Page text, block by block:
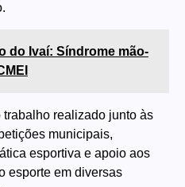
do Ivaí: Síndrome mão-
realizado junto às
municipais,
esportiva e apoio aos
esporte em diversas